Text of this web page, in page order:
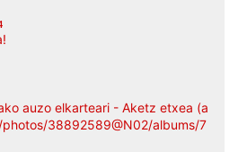
auzo elkarteari - Aketz etxea
38892589@N02/albums/